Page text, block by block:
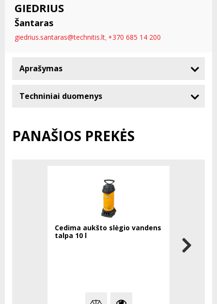
GIEDRIUS
Šantaras
giedrius.santaras@technitis.lt, +370 685 14 200
Aprašymas
Techniniai duomenys
PANAŠIOS PREKĖS
Cedima aukšto slėgio vandens
talpa 10 l
disku ir